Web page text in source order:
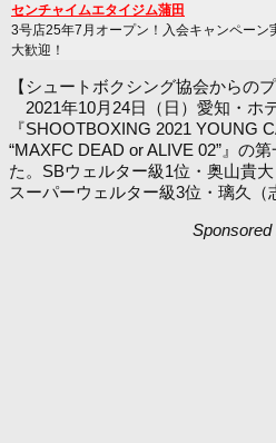
センチャイムエタイジム蒲田
3号店25年7月オープン！入会キャンペーン
大歓迎！
【シュートボクシング協会からの
2021年10月24日（日）愛知・ホ
『SHOOTBOXING 2021 YOUNG
“MAXFC DEAD or ALIVE 02”』の
た。SBウェルター級1位・奥山貴
スーパーウェルター級3位・璃久（
Sponsored